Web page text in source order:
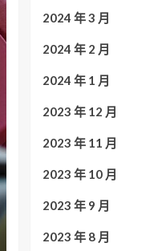
2024 年 3 月
2024 年 2 月
2024 年 1 月
2023 年 12 月
2023 年 11 月
2023 年 10 月
2023 年 9 月
2023 年 8 月